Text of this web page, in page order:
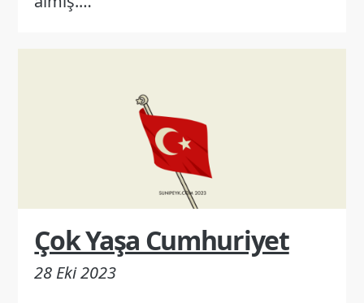
Çok Yaşa Cumhuriyet
28 Eki 2023